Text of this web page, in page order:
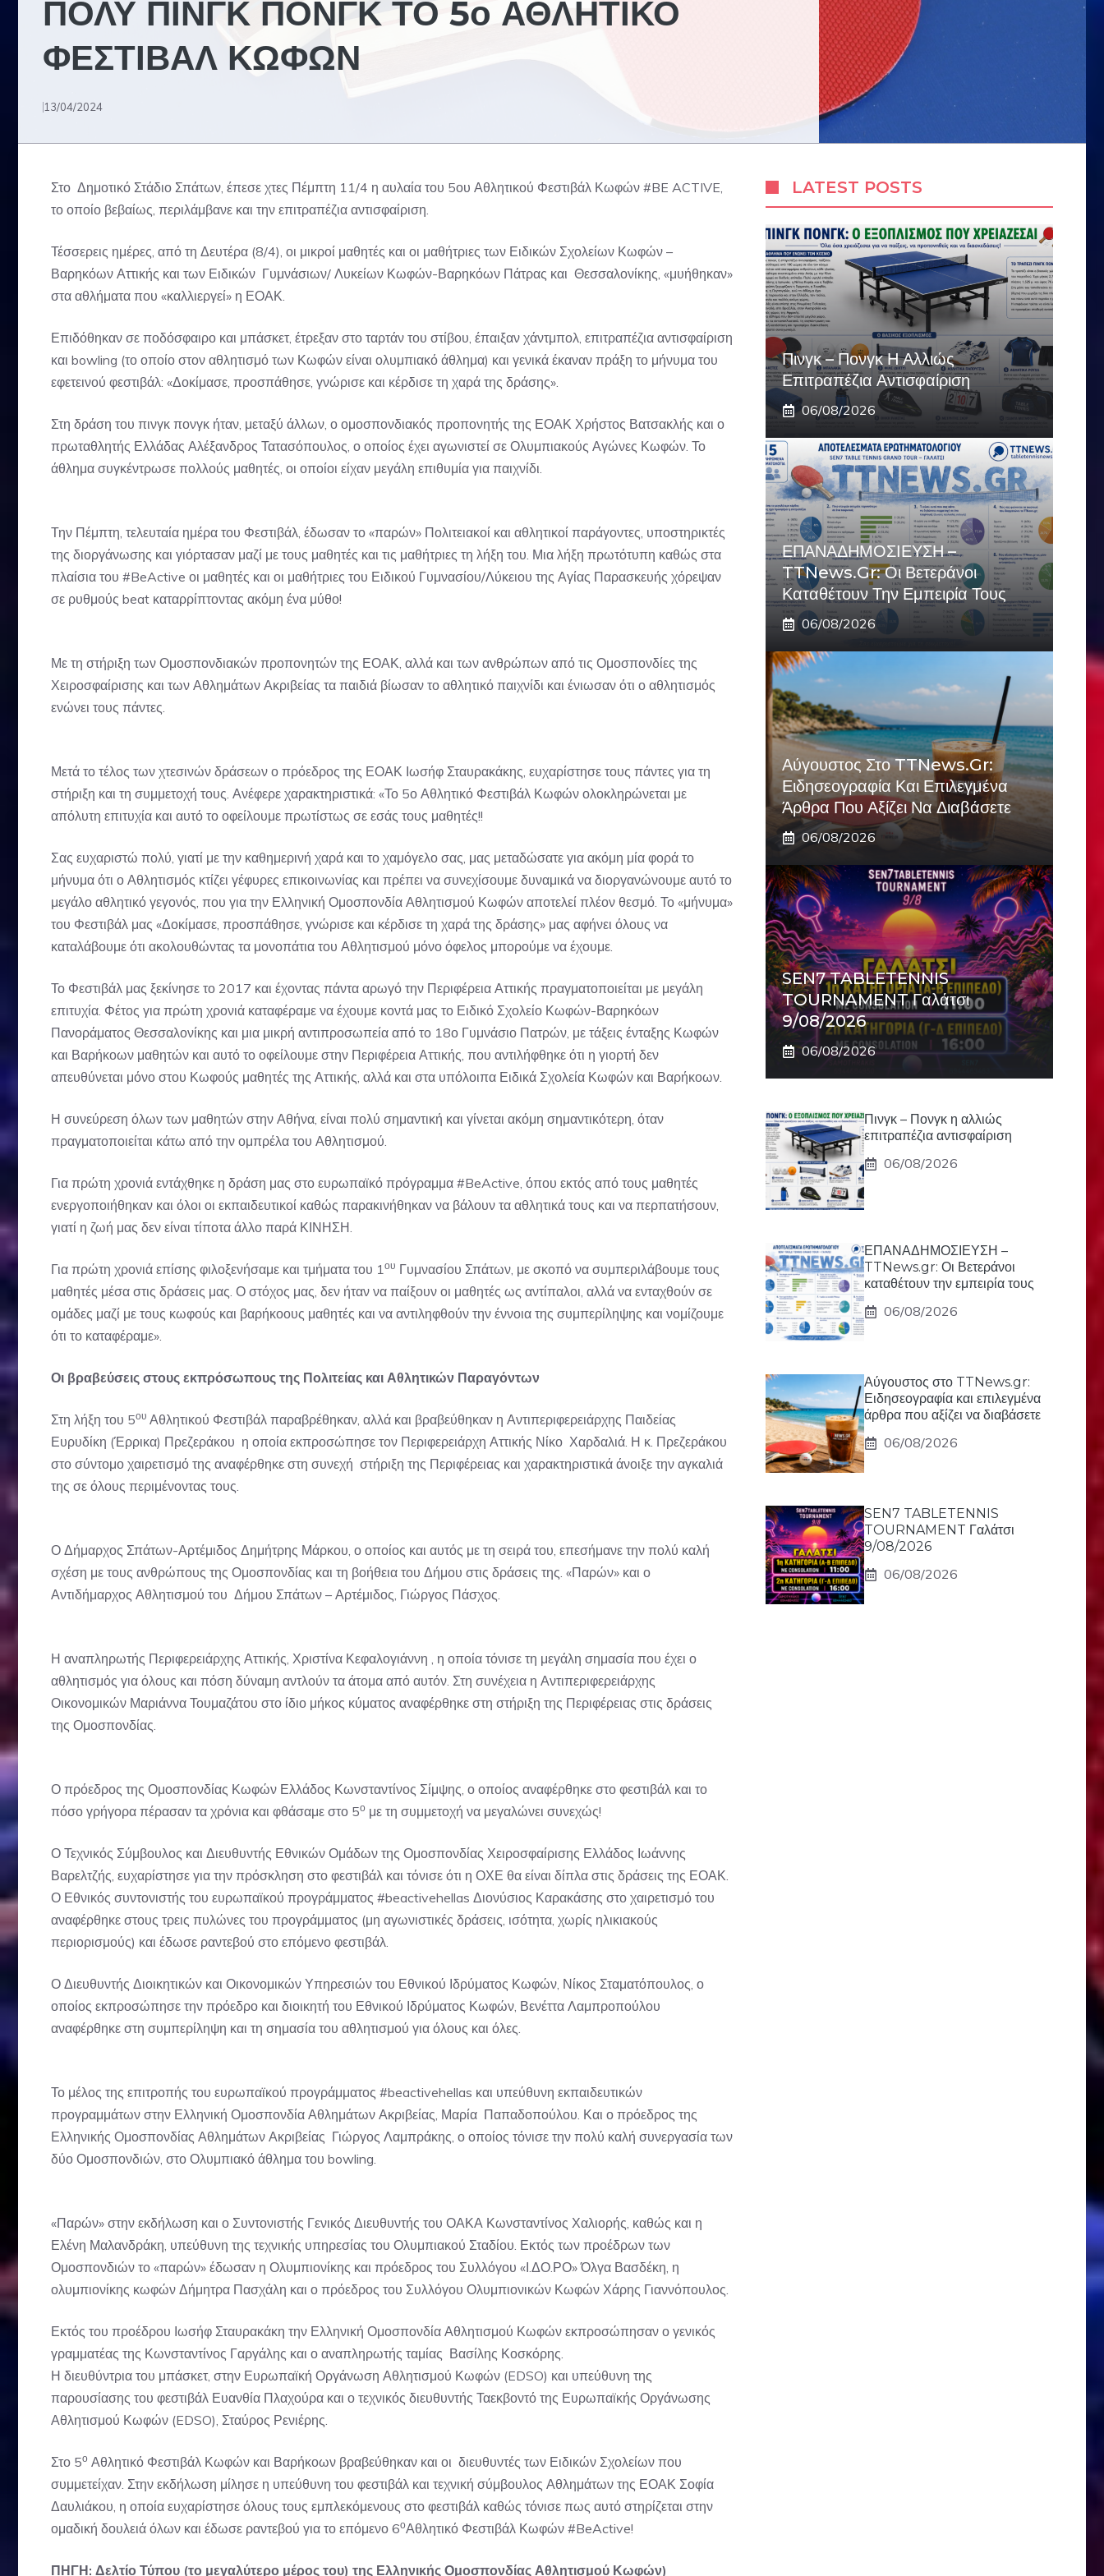
ΠΟΛΥ ΠΙΝΓΚ ΠΟΝΓΚ ΤΟ 5ο ΑΘΛΗΤΙΚΟ
ΦΕΣΤΙΒΑΛ ΚΩΦΩΝ
13/04/2024
Στο Δημοτικό Στάδιο Σπάτων, έπεσε χτες Πέμπτη 11/4 η αυλαία του 5ου Αθλητικού Φεστιβάλ Κωφών #BE ACTIVE,
το οποίο βεβαίως, περιλάμβανε και την επιτραπέζια αντισφαίριση.
Τέσσερεις ημέρες, από τη Δευτέρα (8/4), οι μικροί μαθητές και οι μαθήτριες των Ειδικών Σχολείων Κωφών –
Βαρηκόων Αττικής και των Ειδικών Γυμνάσιων/ Λυκείων Κωφών-Βαρηκόων Πάτρας και Θεσσαλονίκης, «μυήθηκαν»
στα αθλήματα που «καλλιεργεί» η ΕΟΑΚ.
Επιδόθηκαν σε ποδόσφαιρο και μπάσκετ, έτρεξαν στο ταρτάν του στίβου, έπαιξαν χάντμπολ, επιτραπέζια αντισφαίριση
και bowling (το οποίο στον αθλητισμό των Κωφών είναι ολυμπιακό άθλημα) και γενικά έκαναν πράξη το μήνυμα του
εφετεινού φεστιβάλ: «Δοκίμασε, προσπάθησε, γνώρισε και κέρδισε τη χαρά της δράσης».
Στη δράση του πινγκ πονγκ ήταν, μεταξύ άλλων, ο ομοσπονδιακός προπονητής της ΕΟΑΚ Χρήστος Βατσακλής και ο
πρωταθλητής Ελλάδας Αλέξανδρος Τατασόπουλος, ο οποίος έχει αγωνιστεί σε Ολυμπιακούς Αγώνες Κωφών. Το
άθλημα συγκέντρωσε πολλούς μαθητές, οι οποίοι είχαν μεγάλη επιθυμία για παιχνίδι.
Την Πέμπτη, τελευταία ημέρα του Φεστιβάλ, έδωσαν το «παρών» Πολιτειακοί και αθλητικοί παράγοντες, υποστηρικτές
της διοργάνωσης και γιόρτασαν μαζί με τους μαθητές και τις μαθήτριες τη λήξη του. Μια λήξη πρωτότυπη καθώς στα
πλαίσια του #BeActive οι μαθητές και οι μαθήτριες του Ειδικού Γυμνασίου/Λύκειου της Αγίας Παρασκευής χόρεψαν
σε ρυθμούς beat καταρρίπτοντας ακόμη ένα μύθο!
Με τη στήριξη των Ομοσπονδιακών προπονητών της ΕΟΑΚ, αλλά και των ανθρώπων από τις Ομοσπονδίες της
Χειροσφαίρισης και των Αθλημάτων Ακριβείας τα παιδιά βίωσαν το αθλητικό παιχνίδι και ένιωσαν ότι ο αθλητισμός
ενώνει τους πάντες.
Μετά το τέλος των χτεσινών δράσεων ο πρόεδρος της ΕΟΑΚ Ιωσήφ Σταυρακάκης, ευχαρίστησε τους πάντες για τη
στήριξη και τη συμμετοχή τους. Ανέφερε χαρακτηριστικά: «Το 5ο Αθλητικό Φεστιβάλ Κωφών ολοκληρώνεται με
απόλυτη επιτυχία και αυτό το οφείλουμε πρωτίστως σε εσάς τους μαθητές!!
Σας ευχαριστώ πολύ, γιατί με την καθημερινή χαρά και το χαμόγελο σας, μας μεταδώσατε για ακόμη μία φορά το
μήνυμα ότι ο Αθλητισμός κτίζει γέφυρες επικοινωνίας και πρέπει να συνεχίσουμε δυναμικά να διοργανώνουμε αυτό το
μεγάλο αθλητικό γεγονός, που για την Ελληνική Ομοσπονδία Αθλητισμού Κωφών αποτελεί πλέον θεσμό. Το «μήνυμα»
του Φεστιβάλ μας «Δοκίμασε, προσπάθησε, γνώρισε και κέρδισε τη χαρά της δράσης» μας αφήνει όλους να
καταλάβουμε ότι ακολουθώντας τα μονοπάτια του Αθλητισμού μόνο όφελος μπορούμε να έχουμε.
Το Φεστιβάλ μας ξεκίνησε το 2017 και έχοντας πάντα αρωγό την Περιφέρεια Αττικής πραγματοποιείται με μεγάλη
επιτυχία. Φέτος για πρώτη χρονιά καταφέραμε να έχουμε κοντά μας το Ειδικό Σχολείο Κωφών-Βαρηκόων
Πανοράματος Θεσσαλονίκης και μια μικρή αντιπροσωπεία από το 18ο Γυμνάσιο Πατρών, με τάξεις ένταξης Κωφών
και Βαρήκοων μαθητών και αυτό το οφείλουμε στην Περιφέρεια Αττικής, που αντιλήφθηκε ότι η γιορτή δεν
απευθύνεται μόνο στου Κωφούς μαθητές της Αττικής, αλλά και στα υπόλοιπα Ειδικά Σχολεία Κωφών και Βαρήκοων.
Η συνεύρεση όλων των μαθητών στην Αθήνα, είναι πολύ σημαντική και γίνεται ακόμη σημαντικότερη, όταν
πραγματοποιείται κάτω από την ομπρέλα του Αθλητισμού.
Για πρώτη χρονιά εντάχθηκε η δράση μας στο ευρωπαϊκό πρόγραμμα #BeActive, όπου εκτός από τους μαθητές
ενεργοποιήθηκαν και όλοι οι εκπαιδευτικοί καθώς παρακινήθηκαν να βάλουν τα αθλητικά τους και να περπατήσουν,
γιατί η ζωή μας δεν είναι τίποτα άλλο παρά ΚΙΝΗΣΗ.
Για πρώτη χρονιά επίσης φιλοξενήσαμε και τμήματα του 1ου Γυμνασίου Σπάτων, με σκοπό να συμπεριλάβουμε τους
μαθητές μέσα στις δράσεις μας. Ο στόχος μας, δεν ήταν να παίξουν οι μαθητές ως αντίπαλοι, αλλά να ενταχθούν σε
ομάδες μαζί με τους κωφούς και βαρήκοους μαθητές και να αντιληφθούν την έννοια της συμπερίληψης και νομίζουμε
ότι το καταφέραμε».
Οι βραβεύσεις στους εκπρόσωπους της Πολιτείας και Αθλητικών Παραγόντων
Στη λήξη του 5ου Αθλητικού Φεστιβάλ παραβρέθηκαν, αλλά και βραβεύθηκαν η Αντιπεριφερειάρχης Παιδείας
Ευρυδίκη (Έρρικα) Πρεζεράκου η οποία εκπροσώπησε τον Περιφερειάρχη Αττικής Νίκο Χαρδαλιά. Η κ. Πρεζεράκου
στο σύντομο χαιρετισμό της αναφέρθηκε στη συνεχή στήριξη της Περιφέρειας και χαρακτηριστικά άνοιξε την αγκαλιά
της σε όλους περιμένοντας τους.
Ο Δήμαρχος Σπάτων-Αρτέμιδος Δημήτρης Μάρκου, ο οποίος και αυτός με τη σειρά του, επεσήμανε την πολύ καλή
σχέση με τους ανθρώπους της Ομοσπονδίας και τη βοήθεια του Δήμου στις δράσεις της. «Παρών» και ο
Αντιδήμαρχος Αθλητισμού του Δήμου Σπάτων – Αρτέμιδος, Γιώργος Πάσχος.
Η αναπληρωτής Περιφερειάρχης Αττικής, Χριστίνα Κεφαλογιάννη , η οποία τόνισε τη μεγάλη σημασία που έχει ο
αθλητισμός για όλους και πόση δύναμη αντλούν τα άτομα από αυτόν. Στη συνέχεια η Αντιπεριφερειάρχης
Οικονομικών Μαριάννα Τουμαζάτου στο ίδιο μήκος κύματος αναφέρθηκε στη στήριξη της Περιφέρειας στις δράσεις
της Ομοσπονδίας.
Ο πρόεδρος της Ομοσπονδίας Κωφών Ελλάδος Κωνσταντίνος Σίμψης, ο οποίος αναφέρθηκε στο φεστιβάλ και το
πόσο γρήγορα πέρασαν τα χρόνια και φθάσαμε στο 5ο με τη συμμετοχή να μεγαλώνει συνεχώς!
Ο Τεχνικός Σύμβουλος και Διευθυντής Εθνικών Ομάδων της Ομοσπονδίας Χειροσφαίρισης Ελλάδος Ιωάννης
Βαρελτζής, ευχαρίστησε για την πρόσκληση στο φεστιβάλ και τόνισε ότι η ΟΧΕ θα είναι δίπλα στις δράσεις της ΕΟΑΚ.
Ο Εθνικός συντονιστής του ευρωπαϊκού προγράμματος #beactivehellas Διονύσιος Καρακάσης στο χαιρετισμό του
αναφέρθηκε στους τρεις πυλώνες του προγράμματος (μη αγωνιστικές δράσεις, ισότητα, χωρίς ηλικιακούς
περιορισμούς) και έδωσε ραντεβού στο επόμενο φεστιβάλ.
Ο Διευθυντής Διοικητικών και Οικονομικών Υπηρεσιών του Εθνικού Ιδρύματος Κωφών, Νίκος Σταματόπουλος, ο
οποίος εκπροσώπησε την πρόεδρο και διοικητή του Εθνικού Ιδρύματος Κωφών, Βενέττα Λαμπροπούλου
αναφέρθηκε στη συμπερίληψη και τη σημασία του αθλητισμού για όλους και όλες.
Το μέλος της επιτροπής του ευρωπαϊκού προγράμματος #beactivehellas και υπεύθυνη εκπαιδευτικών
προγραμμάτων στην Ελληνική Ομοσπονδία Αθλημάτων Ακριβείας, Μαρία Παπαδοπούλου. Και ο πρόεδρος της
Ελληνικής Ομοσπονδίας Αθλημάτων Ακριβείας Γιώργος Λαμπράκης, ο οποίος τόνισε την πολύ καλή συνεργασία των
δύο Ομοσπονδιών, στο Ολυμπιακό άθλημα του bowling.
«Παρών» στην εκδήλωση και ο Συντονιστής Γενικός Διευθυντής του ΟΑΚΑ Κωνσταντίνος Χαλιορής, καθώς και η
Ελένη Μαλανδράκη, υπεύθυνη της τεχνικής υπηρεσίας του Ολυμπιακού Σταδίου. Εκτός των προέδρων των
Ομοσπονδιών το «παρών» έδωσαν η Ολυμπιονίκης και πρόεδρος του Συλλόγου «Ι.ΔΟ.ΡΟ» Όλγα Βασδέκη, η
ολυμπιονίκης κωφών Δήμητρα Πασχάλη και ο πρόεδρος του Συλλόγου Ολυμπιονικών Κωφών Χάρης Γιαννόπουλος.
Εκτός του προέδρου Ιωσήφ Σταυρακάκη την Ελληνική Ομοσπονδία Αθλητισμού Κωφών εκπροσώπησαν ο γενικός
γραμματέας της Κωνσταντίνος Γαργάλης και ο αναπληρωτής ταμίας Βασίλης Κοσκόρης.
Η διευθύντρια του μπάσκετ, στην Ευρωπαϊκή Οργάνωση Αθλητισμού Κωφών (EDSO) και υπεύθυνη της
παρουσίασης του φεστιβάλ Ευανθία Πλαχούρα και ο τεχνικός διευθυντής Ταεκβοντό της Ευρωπαϊκής Οργάνωσης
Αθλητισμού Κωφών (EDSO), Σταύρος Ρενιέρης.
Στο 5ο Αθλητικό Φεστιβάλ Κωφών και Βαρήκοων βραβεύθηκαν και οι διευθυντές των Ειδικών Σχολείων που
συμμετείχαν. Στην εκδήλωση μίλησε η υπεύθυνη του φεστιβάλ και τεχνική σύμβουλος Αθλημάτων της ΕΟΑΚ Σοφία
Δαυλιάκου, η οποία ευχαρίστησε όλους τους εμπλεκόμενους στο φεστιβάλ καθώς τόνισε πως αυτό στηρίζεται στην
ομαδική δουλειά όλων και έδωσε ραντεβού για το επόμενο 6οΑθλητικό Φεστιβάλ Κωφών #BeActive!
ΠΗΓΗ: Δελτίο Τύπου (το μεγαλύτερο μέρος του) της Ελληνικής Ομοσπονδίας Αθλητισμού Κωφών)
LATEST POSTS
Πινγκ – Πονγκ Η Αλλιώς
Επιτραπέζια Αντισφαίριση
06/08/2026
ΕΠΑΝΑΔΗΜΟΣΙΕΥΣΗ –
TTNews.gr: Οι Βετεράνοι
Καταθέτουν Την Εμπειρία Τους
06/08/2026
Αύγουστος Στο TTNews.gr:
Ειδησεογραφία Και Επιλεγμένα
Άρθρα Που Αξίζει Να Διαβάσετε
06/08/2026
SEN7 TABLETENNIS
TOURNAMENT Γαλάτσι
9/08/2026
06/08/2026
Πινγκ – Πονγκ η αλλιώς
επιτραπέζια αντισφαίριση
06/08/2026
ΕΠΑΝΑΔΗΜΟΣΙΕΥΣΗ –
TTNews.gr: Οι Βετεράνοι
καταθέτουν την εμπειρία τους
06/08/2026
Αύγουστος στο TTNews.gr:
Ειδησεογραφία και επιλεγμένα
άρθρα που αξίζει να διαβάσετε
06/08/2026
SEN7 TABLETENNIS
TOURNAMENT Γαλάτσι
9/08/2026
06/08/2026